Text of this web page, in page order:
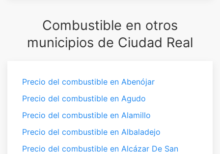
Combustible en otros
municipios de Ciudad Real
Precio del combustible en Abenójar
Precio del combustible en Agudo
Precio del combustible en Alamillo
Precio del combustible en Albaladejo
Precio del combustible en Alcázar De San